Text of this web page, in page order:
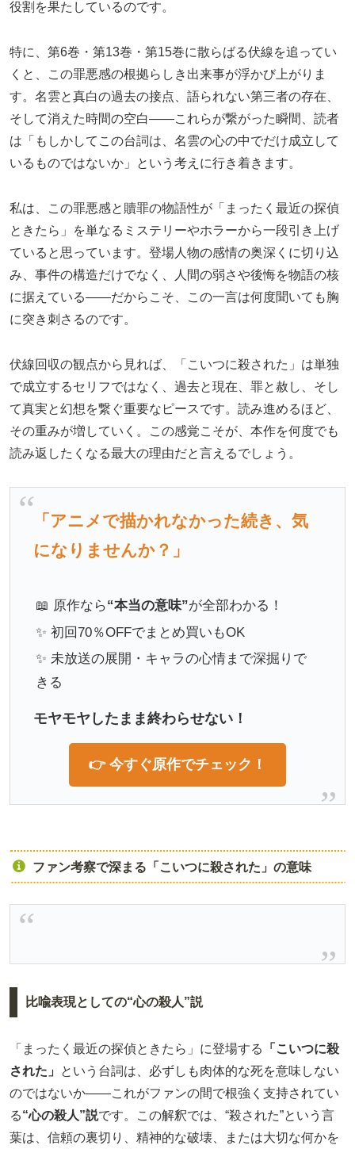
役割を果たしているのです。
特に、第6巻・第13巻・第15巻に散らばる伏線を追ってい
くと、この罪悪感の根拠らしき出来事が浮かび上がりま
す。名雲と真白の過去の接点、語られない第三者の存在、
そして消えた時間の空白――これらが繋がった瞬間、読者
は「もしかしてこの台詞は、名雲の心の中でだけ成立して
いるものではないか」という考えに行き着きます。
私は、この罪悪感と贖罪の物語性が「まったく最近の探偵
ときたら」を単なるミステリーやホラーから一段引き上げ
ていると思っています。登場人物の感情の奥深くに切り込
み、事件の構造だけでなく、人間の弱さや後悔を物語の核
に据えている――だからこそ、この一言は何度聞いても胸
に突き刺さるのです。
伏線回収の観点から見れば、「こいつに殺された」は単独
で成立するセリフではなく、過去と現在、罪と赦し、そし
て真実と幻想を繋ぐ重要なピースです。読み進めるほど、
その重みが増していく。この感覚こそが、本作を何度でも
読み返したくなる最大の理由だと言えるでしょう。
「アニメで描かれなかった続き、気
になりませんか？」
📖 原作なら“本当の意味”が全部わかる！
✨ 初回70％OFFでまとめ買いもOK
✨ 未放送の展開・キャラの心情まで深掘りで
きる
モヤモヤしたまま終わらせない！
👉 今すぐ原作でチェック！
ファン考察で深まる「こいつに殺された」の意味
比喩表現としての“心の殺人”説
「まったく最近の探偵ときたら」に登場する
「こいつに殺
された」
という台詞は、必ずしも肉体的な死を意味しない
のではないか――これがファンの間で根強く支持されてい
る“心の殺人”説です。この解釈では、“殺された”という言
葉は、信頼の裏切り、精神的な破壊、または大切な何かを